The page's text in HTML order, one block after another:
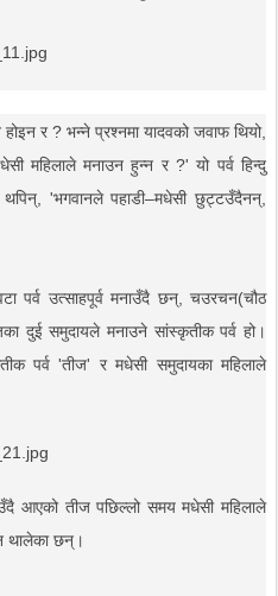
र ? भन्ने प्रश्नमा यादवको जवाफ थियो,
महिलाले मनाउन हुन्न र ?' यो पर्व हिन्दु
थपिन्, 'भगवानले पहाडी–मधेसी छुट्टउँदैनन्,
पर्व उत्साहपूर्व मनाउँदै छन्, चउरचन(चौठ
दुई समुदायले मनाउने सांस्कृतीक पर्व हो।
पर्व 'तीज' र मधेसी समुदायका महिलाले
आएको तीज पछिल्लो समय मधेसी महिलाले
थालेका छन्।